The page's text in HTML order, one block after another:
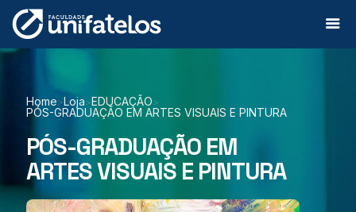
Home>Loja>EDUCAÇÃO>
PÓS-GRADUAÇÃO EM ARTES VISUAIS E PINTURA
PÓS-GRADUAÇÃO EM
ARTES VISUAIS E PINTURA